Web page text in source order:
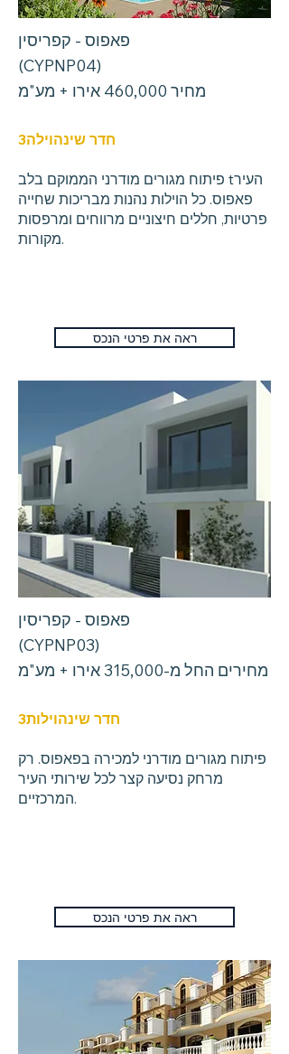
(CYPNP04)
מחיר 460,000 אירו + מע"מ
3 חדר שינהוילה
פיתוח מגורים מודרני הממוקם בלב tהעיר
פאפוס. כל הוילות נהנות מבריכות שחייה
פרטיות, חללים חיצוניים מרווחים ומרפסות
מקורות.
ראה את פרטי הנכס
(CYPNP03)
מחירים החל מ-315,000 אירו + מע"מ
3 חדר שינהוילות
פיתוח מגורים מודרני למכירה בפאפוס. רק
מרחק נסיעה קצר לכל שירותי העיר
המרכזיים.
ראה את פרטי הנכס